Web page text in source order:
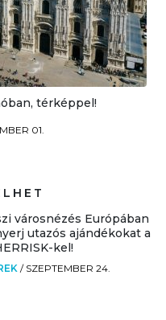
térképpel!
01.
városnézés Európában
utazós ajándékokat a
kel!
/ SZEPTEMBER 24.